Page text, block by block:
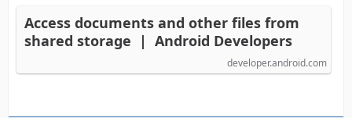
Access documents and other files from
shared storage | Android Developers
developer.android.com